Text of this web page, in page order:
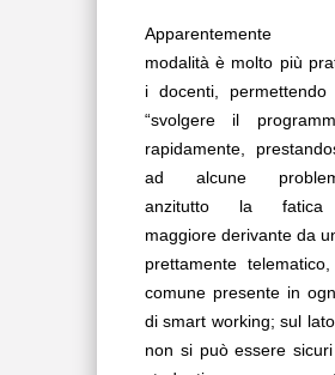
Apparentemente
modalità è molto più
i docenti,
“svolgere il
rapidamente,
ad alcune
anzitutto la fatica
maggiore derivante da
prettamente
comune presente in
di smart working; sul
non si può essere